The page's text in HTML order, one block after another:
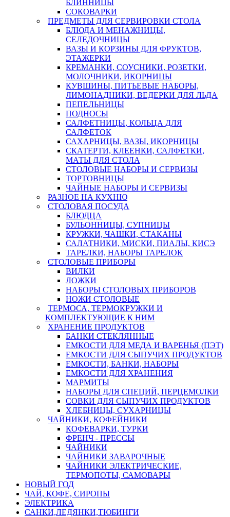
БЛИННИЦЫ
СОКОВАРКИ
ПРЕДМЕТЫ ДЛЯ СЕРВИРОВКИ СТОЛА
БЛЮДА И МЕНАЖНИЦЫ,
СЕЛЕДОЧНИЦЫ
ВАЗЫ И КОРЗИНЫ ДЛЯ ФРУКТОВ,
ЭТАЖЕРКИ
КРЕМАНКИ, СОУСНИКИ, РОЗЕТКИ,
МОЛОЧНИКИ, ИКОРНИЦЫ
КУВШИНЫ, ПИТЬЕВЫЕ НАБОРЫ,
ЛИМОНАДНИКИ, ВЕДЕРКИ ДЛЯ ЛЬДА
ПЕПЕЛЬНИЦЫ
ПОДНОСЫ
САЛФЕТНИЦЫ, КОЛЬЦА ДЛЯ
САЛФЕТОК
САХАРНИЦЫ, ВАЗЫ, ИКОРНИЦЫ
СКАТЕРТИ, КЛЕЕНКИ, САЛФЕТКИ,
МАТЫ ДЛЯ СТОЛА
СТОЛОВЫЕ НАБОРЫ И СЕРВИЗЫ
ТОРТОВНИЦЫ
ЧАЙНЫЕ НАБОРЫ И СЕРВИЗЫ
РАЗНОЕ НА КУХНЮ
СТОЛОВАЯ ПОСУДА
БЛЮДЦА
БУЛЬОННИЦЫ, СУПНИЦЫ
КРУЖКИ, ЧАШКИ, СТАКАНЫ
САЛАТНИКИ, МИСКИ, ПИАЛЫ, КИСЭ
ТАРЕЛКИ, НАБОРЫ ТАРЕЛОК
СТОЛОВЫЕ ПРИБОРЫ
ВИЛКИ
ЛОЖКИ
НАБОРЫ СТОЛОВЫХ ПРИБОРОВ
НОЖИ СТОЛОВЫЕ
ТЕРМОСА, ТЕРМОКРУЖКИ И
КОМПЛЕКТУЮЩИЕ К НИМ
ХРАНЕНИЕ ПРОДУКТОВ
БАНКИ СТЕКЛЯННЫЕ
ЕМКОСТИ ДЛЯ МЕДА И ВАРЕНЬЯ (ПЭТ)
ЕМКОСТИ ДЛЯ СЫПУЧИХ ПРОДУКТОВ
ЕМКОСТИ, БАНКИ, НАБОРЫ
ЕМКОСТИ ДЛЯ ХРАНЕНИЯ
МАРМИТЫ
НАБОРЫ ДЛЯ СПЕЦИЙ, ПЕРЦЕМОЛКИ
СОВКИ ДЛЯ СЫПУЧИХ ПРОДУКТОВ
ХЛЕБНИЦЫ, СУХАРНИЦЫ
ЧАЙНИКИ, КОФЕЙНИКИ
КОФЕВАРКИ, ТУРКИ
ФРЕНЧ - ПРЕССЫ
ЧАЙНИКИ
ЧАЙНИКИ ЗАВАРОЧНЫЕ
ЧАЙНИКИ ЭЛЕКТРИЧЕСКИЕ,
ТЕРМОПОТЫ, САМОВАРЫ
НОВЫЙ ГОД
ЧАЙ, КОФЕ, СИРОПЫ
ЭЛЕКТРИКА
САНКИ,ЛЕДЯНКИ,ТЮБИНГИ